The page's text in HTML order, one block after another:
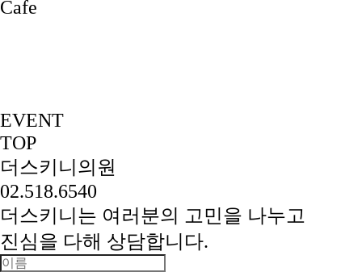
EVENT
TOP
더스키니의원
02.518.6540
더스키니는 여러분의 고민을 나누고
진심을 다해 상담합니다.